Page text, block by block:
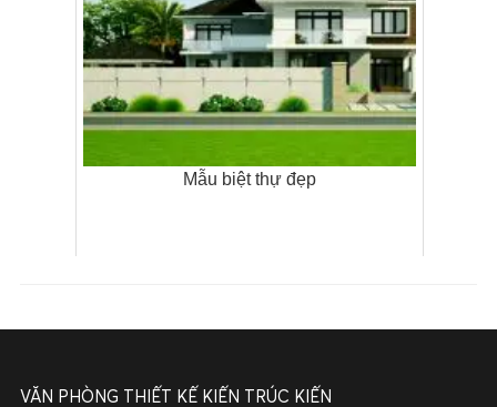
Mẫu biệt thự đẹp
VĂN PHÒNG THIẾT KẾ KIẾN TRÚC KIẾN